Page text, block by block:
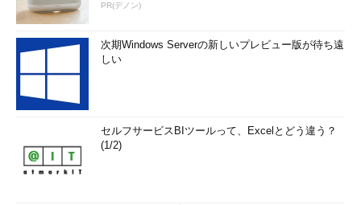
PR(デノン)
次期Windows Serverの新しいプレビュー版が待ち遠
しい
セルフサービスBIツールって、Excelとどう違う？
(1/2)